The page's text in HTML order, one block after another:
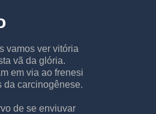
vamos ver vitória
vã da glória.
em via ao frenesi
da carcinogênese.
de se enviuvar